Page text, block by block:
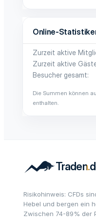
Online-
Zurzeit aktive
Zurzeit aktive
Besucher gesamt
Die Summen können
enthalten.
Risikohinweis: CFDs
Hebel und bergen ein
Zwischen 74-89% der